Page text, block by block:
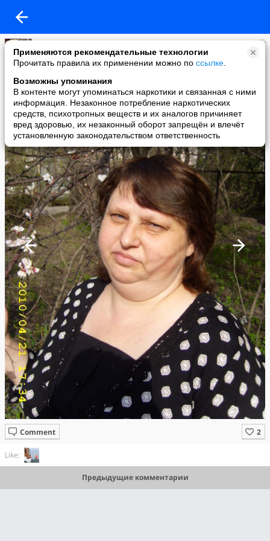
Применяются рекомендательные технологии
Прочитать правила их применении можно по ссылке
Возможны упоминания
В контенте могут упоминаться наркотики и связанная с ними
информация. Незаконное потребление наркотических
средств, психотропных веществ и их аналогов причиняет
вред здоровью, их незаконный оборот запрещён и влечёт
установленную законодательством ответственность
Нелля Нарметова
added a photo
15 Mar в 00:10
Comment
Like:
Предыдущие комментарии